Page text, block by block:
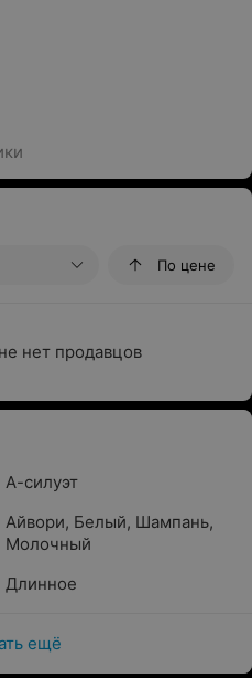
По цене
нет продавцов
А-силуэт
Айвори, Белый, Шампань,
Молочный
Длинное
ещё